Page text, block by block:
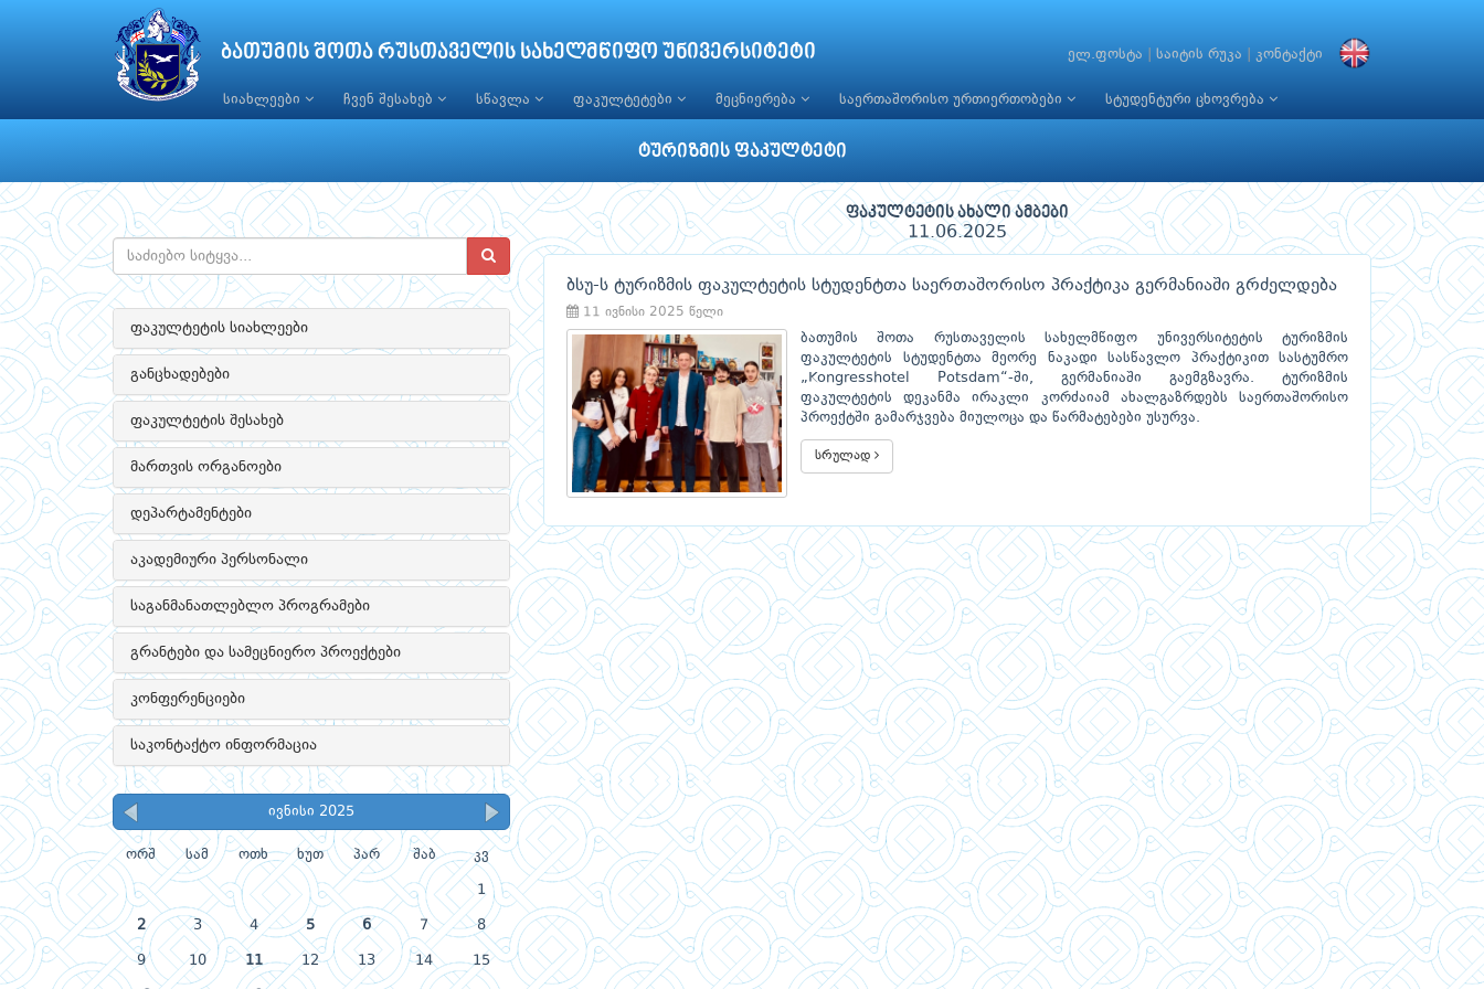
ბათუმის შოთა რუსთაველის სახელმწიფო უნივერსიტეტი ელ.ფოსტა საიტის რუკა კონტაქტი
სიახლეები ჩვენ შესახებ სწავლა ფაკულტეტები მეცნიერება საერთაშორისო ურთიერთობები სტუდენტური ცხოვრება
ტურიზმის ფაკულტეტი
ფაკულტეტის სიახლეები
განცხადებები
ფაკულტეტის შესახებ
მართვის ორგანოები
დეპარტამენტები
აკადემიური პერსონალი
საგანმანათლებლო პროგრამები
გრანტები და სამეცნიერო პროექტები
კონფერენციები
საკონტაქტო ინფორმაცია
ივნისი 2025
ორშ სამ ოთხ ხუთ პარ შაბ კვ
1
2 3 4 5 6 7 8
9 10 11 12 13 14 15
ფაკულტეტის ახალი ამბები
11.06.2025
ბსუ-ს ტურიზმის ფაკულტეტის სტუდენტთა საერთაშორისო პრაქტიკა გერმანიაში გრძელდება
11 ივნისი 2025 წელი
ბათუმის შოთა რუსთაველის სახელმწიფო უნივერსიტეტის ტურიზმის
ფაკულტეტის სტუდენტთა მეორე ნაკადი სასწავლო პრაქტიკით სასტუმრო
„Kongresshotel Potsdam“-ში, გერმანიაში გაემგზავრა. ტურიზმის
ფაკულტეტის დეკანმა ირაკლი კორძაიამ ახალგაზრდებს საერთაშორისო
პროექტში გამარჯვება მიულოცა და წარმატებები უსურვა.
სრულად